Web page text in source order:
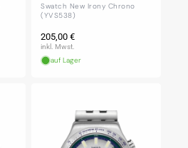
Swatch New Irony Chrono
(YVS538)
Normaler
Preis
205,00 €
inkl. Mwst.
auf Lager